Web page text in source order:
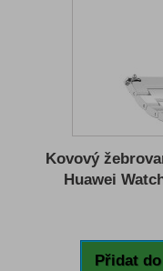
Kovový
Huawei
Přidat